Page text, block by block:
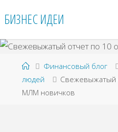
БИЗНЕС ИДЕИ
ГлавнаяФинансовый блог
людей
Свежевыжатый
МЛМ новичков